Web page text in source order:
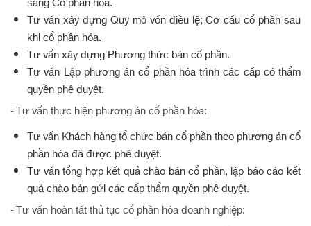
Tư vấn xây dựng Quy mô vốn điều lệ; Cơ cấu cổ phần sau
khi cổ phần hóa.
Tư vấn xây dựng Phương thức bán cổ phần.
Tư vấn Lập phương án cổ phần hóa trình các cấp có thẩm
quyền phê duyệt.
- Tư vấn thực hiện phương án cổ phần hóa:
Tư vấn Khách hàng tổ chức bán cổ phần theo phương án cổ
phần hóa đã được phê duyệt.
Tư vấn tổng hợp kết quả chào bán cổ phần, lập báo cáo kết
quả chào bán gửi các cấp thẩm quyền phê duyệt.
- Tư vấn hoàn tất thủ tục cổ phần hóa doanh nghiệp: